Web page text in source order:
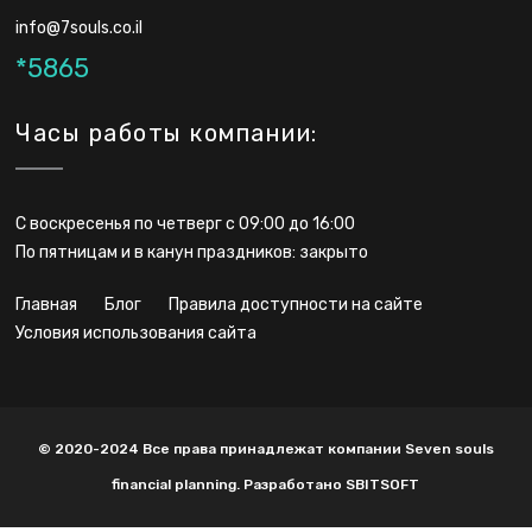
Человек, который платит подоходный налог,
имеет право оформить его возврат. Это один
из самых важных факторов, определяющих
В число иных критериев входят:
снятие пенсионных накоплений за
info@7souls.co.il
*5865
Часы работы компании:
С воскресенья по четверг с 09:00 до 16:00
По пятницам и в канун праздников: закрыто
главная блог
правила доступности на сайте
условия использования сайта
© 2020-2024 Все права принадлежат компании Seven souls
financial planning. Разработано SBITSOFT